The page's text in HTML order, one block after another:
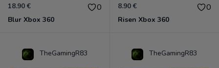
18.90 € 0
Blur Xbox 360
8.90 € 0
Risen Xbox 360
TheGamingR83 TheGamingR83